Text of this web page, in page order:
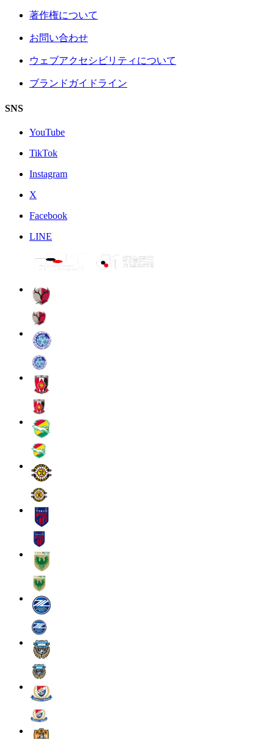
著作権について
お問い合わせ
ウェブアクセシビリティについて
ブランドガイドライン
SNS
YouTube
TikTok
Instagram
X
Facebook
LINE